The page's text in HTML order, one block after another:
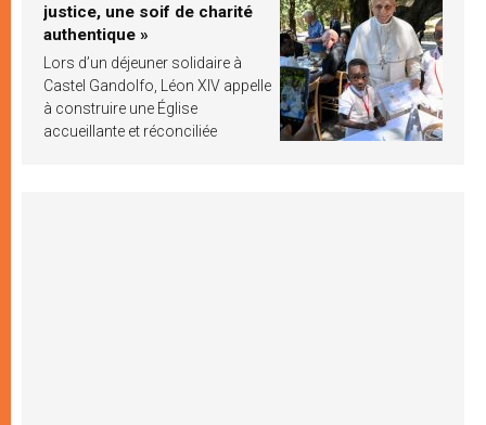
justice, une soif de charité
authentique »
Lors d’un déjeuner solidaire à
Castel Gandolfo, Léon XIV appelle
à construire une Église
accueillante et réconciliée